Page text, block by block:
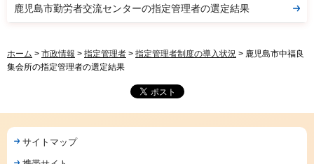
鹿児島市勤労者交流センターの指定管理者の選定結果
ホーム > 市政情報 > 指定管理者 > 指定管理者制度の導入状況 > 鹿児島市中福良
集会所の指定管理者の選定結果
サイトマップ